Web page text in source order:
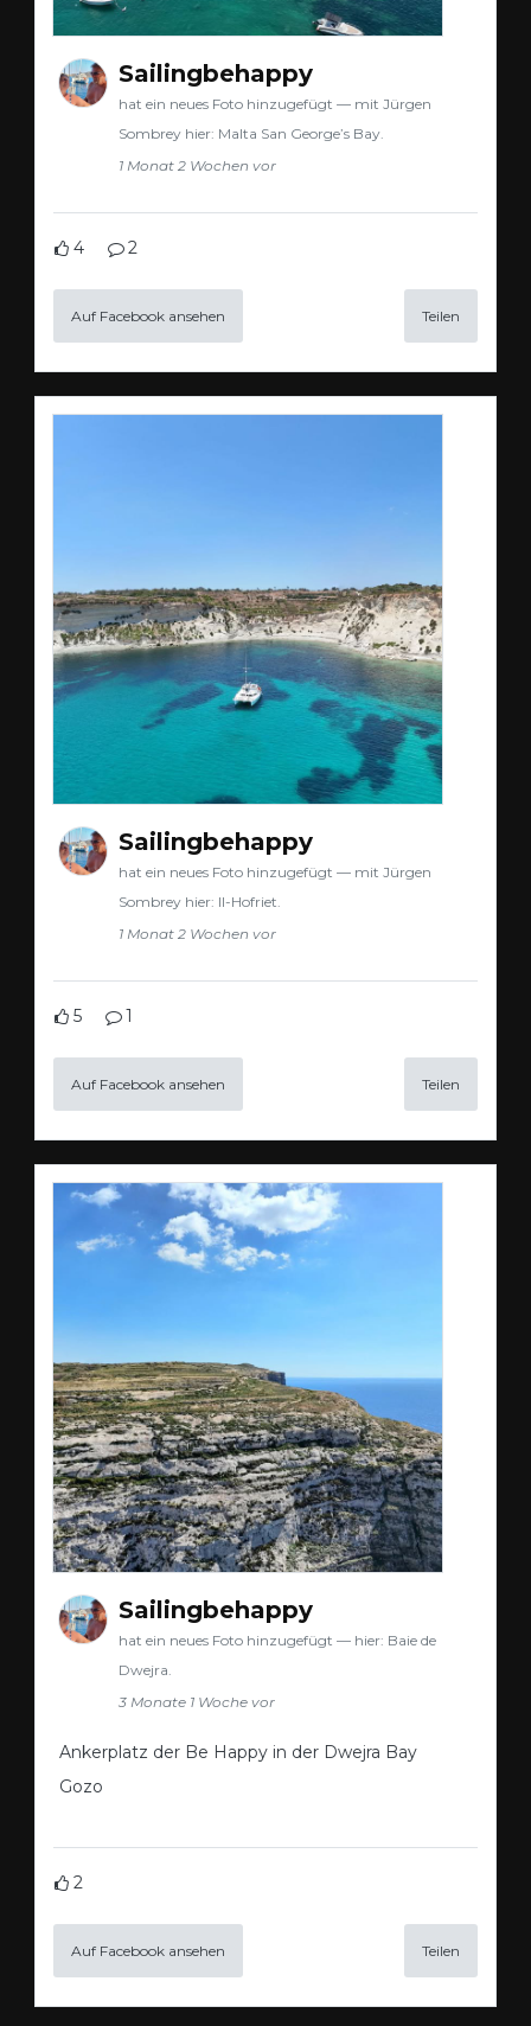
Sailingbehappy
hat ein neues Foto hinzugefügt — mit Jürgen
Sombrey hier: Malta San George’s Bay.
1 Monat 2 Wochen vor
4 2
Auf Facebook ansehen Teilen
Sailingbehappy
hat ein neues Foto hinzugefügt — mit Jürgen
Sombrey hier: Il-Hofriet.
1 Monat 2 Wochen vor
5 1
Auf Facebook ansehen Teilen
Sailingbehappy
hat ein neues Foto hinzugefügt — hier: Baie de
Dwejra.
3 Monate 1 Woche vor
Ankerplatz der Be Happy in der Dwejra Bay
Gozo
2
Auf Facebook ansehen Teilen